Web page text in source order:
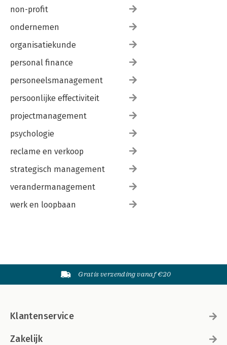
non-profit
ondernemen
organisatiekunde
personal finance
personeelsmanagement
persoonlijke effectiviteit
projectmanagement
psychologie
reclame en verkoop
strategisch management
verandermanagement
werk en loopbaan
Gratis verzending vanaf €20
Klantenservice
Zakelijk